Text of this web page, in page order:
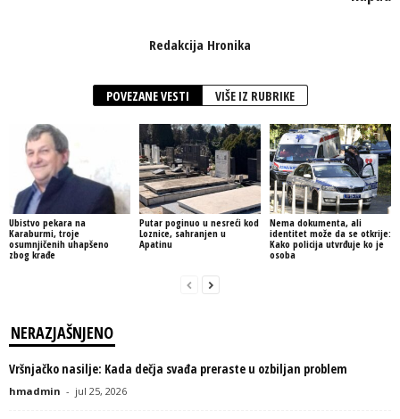
Redakcija Hronika
POVEZANE VESTI VIŠE IZ RUBRIKE
Ubistvo pekara na
Karaburmi, troje
osumnjičenih uhapšeno
zbog krađe
Putar poginuo u nesreći kod
Loznice, sahranjen u
Apatinu
Nema dokumenta, ali
identitet može da se otkrije:
Kako policija utvrđuje ko je
osoba
NERAZJAŠNJENO
Vršnjačko nasilje: Kada dečja svađa preraste u ozbiljan problem
hmadmin - jul 25, 2026